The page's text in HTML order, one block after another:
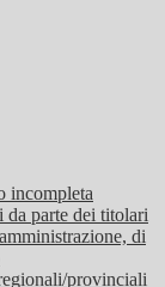
incompleta
da parte dei titolari
di
provinciali